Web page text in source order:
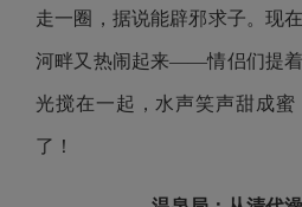
走一圈，据说能辟邪求子。现
河畔又热闹起来——情侣们提
光搅在一起，水声笑声甜成
了！